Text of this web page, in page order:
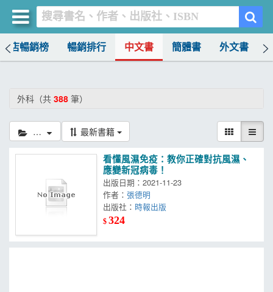
書店暢銷榜 暢銷排行 中文書 簡體書 外文書
外科（共 388 筆）
外科 最新書籍
看懂風濕免疫：教你正確對抗風濕、
應變新冠病毒！
出版日期：2021-11-23
作者：張德明
出版社：
$324
買書網
書店暢銷榜
簡體書
外文書